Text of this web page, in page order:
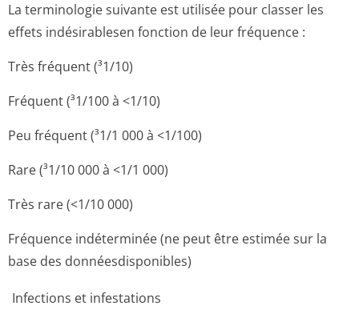
La terminologie suivante est utilisée pour classer les
effets indésirablesen fonction de leur fréquence :
Très fréquent (³1/10)
Fréquent (³1/100 à <1/10)
Peu fréquent (³1/1 000 à <1/100)
Rare (³1/10 000 à <1/1 000)
Très rare (<1/10 000)
Fréquence indéterminée (ne peut être estimée sur la
base des donnéesdisponibles)
Infections et infestations